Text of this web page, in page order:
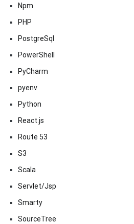
Npm
PHP
PostgreSql
PowerShell
PyCharm
pyenv
Python
React.js
Route 53
S3
Scala
Servlet/Jsp
Smarty
SourceTree